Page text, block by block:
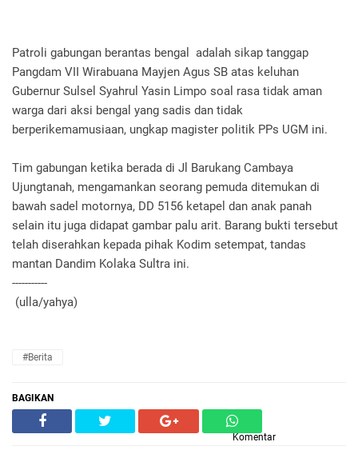
Patroli gabungan berantas bengal adalah sikap tanggap
Pangdam VII Wirabuana Mayjen Agus SB atas keluhan
Gubernur Sulsel Syahrul Yasin Limpo soal rasa tidak aman
warga dari aksi bengal yang sadis dan tidak
berperikemamusiaan, ungkap magister politik PPs UGM ini.
Tim gabungan ketika berada di Jl Barukang Cambaya
Ujungtanah, mengamankan seorang pemuda ditemukan di
bawah sadel motornya, DD 5156 ketapel dan anak panah
selain itu juga didapat gambar palu arit. Barang bukti tersebut
telah diserahkan kepada pihak Kodim setempat, tandas
mantan Dandim Kolaka Sultra ini.
-----------
(ulla/yahya)‎
#Berita
BAGIKAN
Komentar